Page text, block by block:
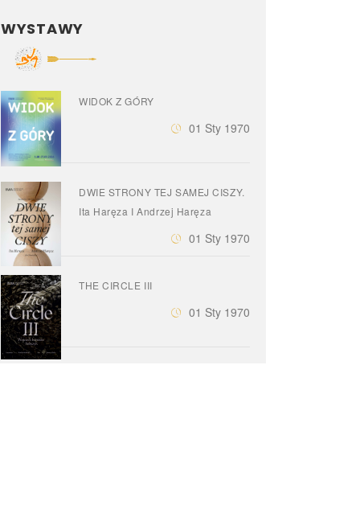
WYSTAWY
WIDOK Z GÓRY
01 Sty 1970
DWIE STRONY TEJ SAMEJ CISZY.
Ita Haręza I Andrzej Haręza
01 Sty 1970
THE CIRCLE III
01 Sty 1970